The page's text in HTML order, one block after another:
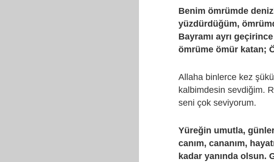
Benim ömrümde
yüzdürdüğüm,
Bayramı ayrı
ömrüme ömür katan;
Allaha binlerce kez
kalbimdesin sevdiğim.
seni çok seviyorum.
Yüreğin umutla,
canım, cananım,
kadar yanında olsun.